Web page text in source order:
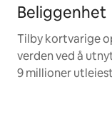
Beliggenhet
Tilby kortvarige
verden ved å
9 millioner